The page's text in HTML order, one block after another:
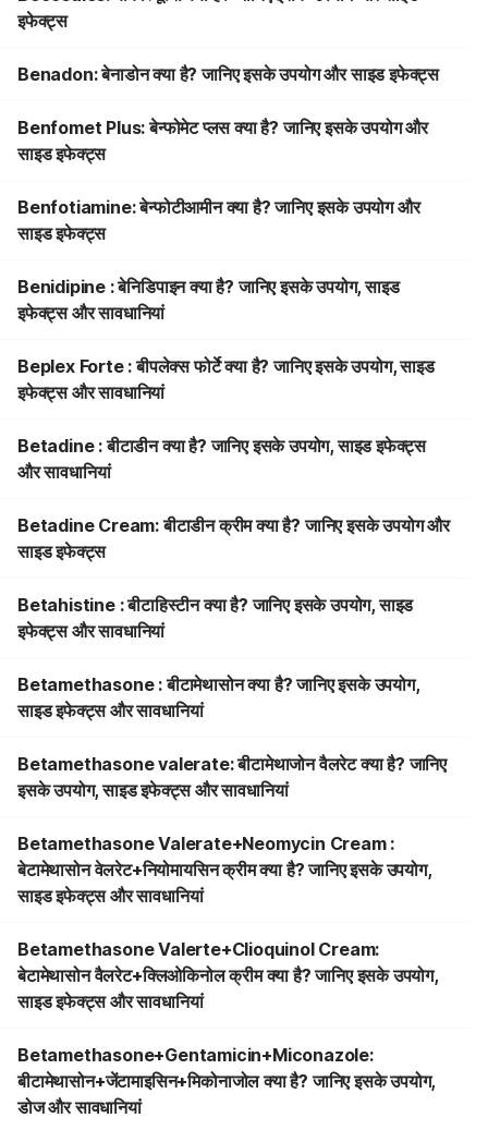
इफेक्ट्स
Benadon: बेनाडोन क्या है? जानिए इसके उपयोग और साइड इफेक्ट्स
Benfomet Plus: बेन्फोमेट प्लस क्या है? जानिए इसके उपयोग और
साइड इफेक्ट्स
Benfotiamine: बेन्फोटीआमीन क्या है? जानिए इसके उपयोग और
साइड इफेक्ट्स
Benidipine : बेनिडिपाइन क्या है? जानिए इसके उपयोग, साइड
इफेक्ट्स और सावधानियां
Beplex Forte : बीपलेक्स फोर्टे क्या है? जानिए इसके उपयोग, साइड
इफेक्ट्स और सावधानियां
Betadine : बीटाडीन क्या है? जानिए इसके उपयोग, साइड इफेक्ट्स
और सावधानियां
Betadine Cream: बीटाडीन क्रीम क्या है? जानिए इसके उपयोग और
साइड इफेक्ट्स
Betahistine : बीटाहिस्टीन क्या है? जानिए इसके उपयोग, साइड
इफेक्ट्स और सावधानियां
Betamethasone : बीटामेथासोन क्या है? जानिए इसके उपयोग,
साइड इफेक्ट्स और सावधानियां
Betamethasone valerate: बीटामेथाजोन वैलरेट क्या है? जानिए
इसके उपयोग, साइड इफेक्ट्स और सावधानियां
Betamethasone Valerate+Neomycin Cream :
बेटामेथासोन वेलरेट+नियोमायसिन क्रीम क्या है? जानिए इसके उपयोग,
साइड इफेक्ट्स और सावधानियां
Betamethasone Valerte+Clioquinol Cream:
बेटामेथासोन वैलरेट+क्लिओकिनोल क्रीम क्या है? जानिए इसके उपयोग,
साइड इफेक्ट्स और सावधानियां
Betamethasone+Gentamicin+Miconazole:
बीटामेथासोन+जेंटामाइसिन+मिकोनाजोल क्या है? जानिए इसके उपयोग,
डोज और सावधानियां